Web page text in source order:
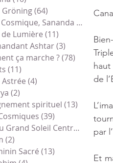
Gröning(64)
Sananda (79)
Lumière (11)
Ashtar(3)
ça marche ?(78) 78 posts
(11)
(4)
(2)
spirituel (13) 13 posts
(39)
Être du Grand Soleil Central
1 post
(2)
Sacré (13)
de
par
Et